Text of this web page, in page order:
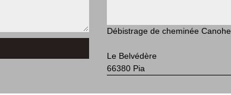
Débistrage de cheminée
Le Belvédère
66380 Pia